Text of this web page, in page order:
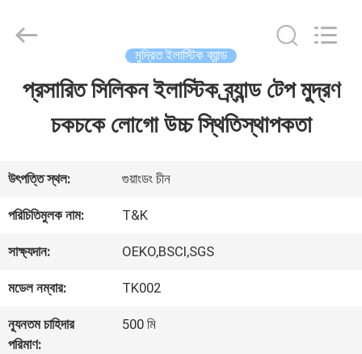
বাড়ি
আমাদের
সম্পর্কে
কারখানা
ভ্রমণ
Garment
Accessories
Rights
Reserved.
মুদ্রিত ইলাস্টিক ব্যান্ড
প্রসারিত সিলিকন ইলাস্টিক ব্র্যান্ড টেপ মুদ্রণ
চকচকে লোগো উচ্চ স্থিতিস্থাপকতা
উৎপত্তি স্থল: গুয়াংডং চীন
পরিচিতিমুলক নাম: T&K
সাক্ষ্যদান: OEKO,BSCI,SGS
মডেল নম্বার: TK002
ন্যূনতম চাহিদার
পরিমাণ:
500 মি